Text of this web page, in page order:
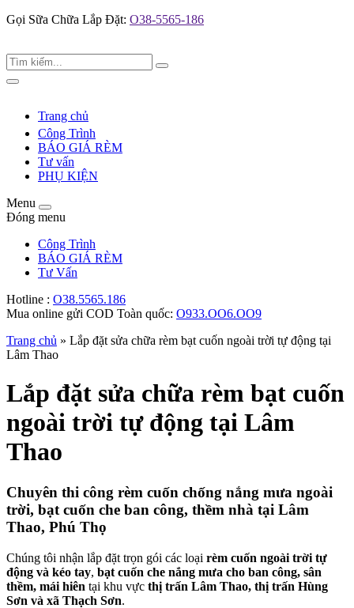
Gọi Sữa Chữa Lắp Đặt: O38-5565-186
Tìm
kiếm:
Search
Toggle
Trang chủ
Công Trình
BÁO GIÁ RÈM
Tư vấn
PHỤ KIỆN
Menu
Toggle
navigation
Đóng menu
Công Trình
BÁO GIÁ RÈM
Tư Vấn
Hotline : O38.5565.186
Mua online gửi COD Toàn quốc: O933.OO6.OO9
Trang chủ » Lắp đặt sửa chữa rèm bạt cuốn ngoài trời tự động tại
Lâm Thao
Lắp đặt sửa chữa rèm bạt cuốn
ngoài trời tự động tại Lâm
Thao
Chuyên thi công rèm cuốn chống nắng mưa ngoài
trời, bạt cuốn che ban công, thềm nhà tại Lâm
Thao, Phú Thọ
Chúng tôi nhận lắp đặt trọn gói các loại rèm cuốn ngoài trời tự
động và kéo tay, bạt cuốn che nắng mưa cho ban công, sân
thềm, mái hiên tại khu vực thị trấn Lâm Thao, thị trấn Hùng
Sơn và xã Thạch Sơn.